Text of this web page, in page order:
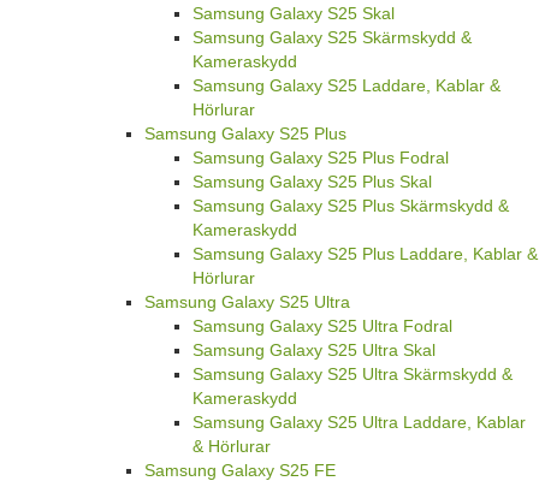
Samsung Galaxy S25 Skal
Samsung Galaxy S25 Skärmskydd &
Kameraskydd
Samsung Galaxy S25 Laddare, Kablar &
Hörlurar
Samsung Galaxy S25 Plus
Samsung Galaxy S25 Plus Fodral
Samsung Galaxy S25 Plus Skal
Samsung Galaxy S25 Plus Skärmskydd &
Kameraskydd
Samsung Galaxy S25 Plus Laddare, Kablar &
Hörlurar
Samsung Galaxy S25 Ultra
Samsung Galaxy S25 Ultra Fodral
Samsung Galaxy S25 Ultra Skal
Samsung Galaxy S25 Ultra Skärmskydd &
Kameraskydd
Samsung Galaxy S25 Ultra Laddare, Kablar
& Hörlurar
Samsung Galaxy S25 FE